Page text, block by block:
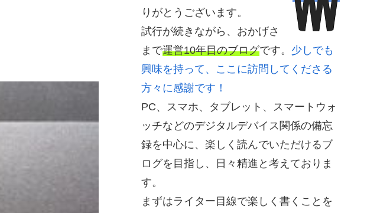
りがとうございます。
試行が続きながら、おかげさ
まで運営10年目のブログです。 少しでも
興味を持って、ここに訪問してくださる
方々に感謝です！
PC、スマホ、タブレット、スマートウォ
ッチなどのデジタルデバイス関係の備忘
録を中心に、楽しく読んでいただけるブ
ログを目指し、日々精進と考えておりま
す。
まずはライター目線で楽しく書くことを